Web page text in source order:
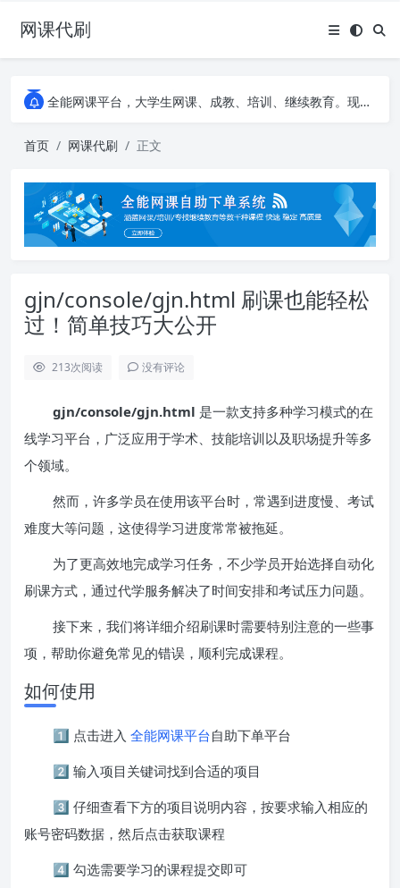
网课代刷
AI论文写作平台，根据真实文献内容生成论文
全能网课平台，大学生网课、成教、培训、继续教育。现已接入代刷代考项目3000+
全能网课平台，大学生网课、成教、培训、继续教育。现已接入代刷代考项目3000+
首页 网课代刷 正文
gjn/console/gjn.html 刷课也能轻松
过！简单技巧大公开
213次阅读 没有评论
gjn/console/gjn.html 是一款支持多种学习模式的在
线学习平台，广泛应用于学术、技能培训以及职场提升等多
个领域。
然而，许多学员在使用该平台时，常遇到进度慢、考试
难度大等问题，这使得学习进度常常被拖延。
为了更高效地完成学习任务，不少学员开始选择自动化
刷课方式，通过代学服务解决了时间安排和考试压力问题。
接下来，我们将详细介绍刷课时需要特别注意的一些事
项，帮助你避免常见的错误，顺利完成课程。
如何使用
1️⃣ 点击进入 全能网课平台自助下单平台
2️⃣ 输入项目关键词找到合适的项目
3️⃣ 仔细查看下方的项目说明内容，按要求输入相应的
账号密码数据，然后点击获取课程
4️⃣ 勾选需要学习的课程提交即可